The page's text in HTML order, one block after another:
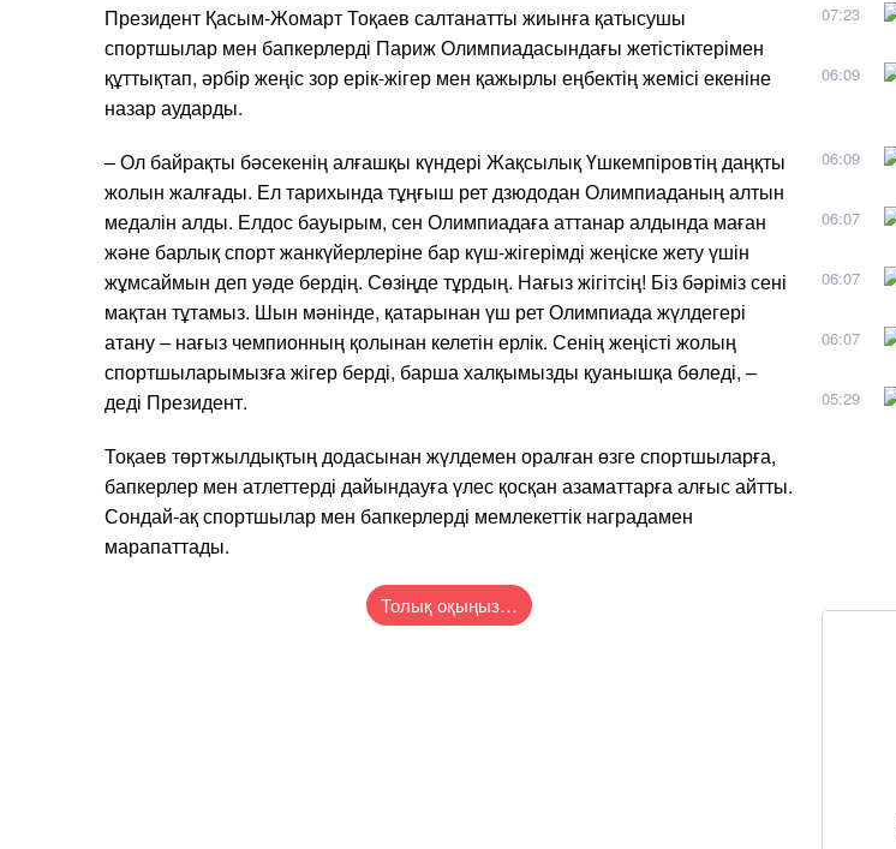
Президент Қасым-Жомарт Тоқаев салтанатты жиынға қатысушы
спортшылар мен бапкерлерді Париж Олимпиадасындағы жетістіктерімен
құттықтап, әрбір жеңіс зор ерік-жігер мен қажырлы еңбектің жемісі екеніне
назар аударды.
– Ол байрақты бәсекенің алғашқы күндері Жақсылық Үшкемпіровтің даңқты
жолын жалғады. Ел тарихында тұңғыш рет дзюдодан Олимпиаданың алтын
медалін алды. Елдос бауырым, сен Олимпиадаға аттанар алдында маған
және барлық спорт жанкүйерлеріне бар күш-жігерімді жеңіске жету үшін
жұмсаймын деп уәде бердің. Сөзіңде тұрдың. Нағыз жігітсің! Біз бәріміз сені
мақтан тұтамыз. Шын мәнінде, қатарынан үш рет Олимпиада жүлдегері
атану – нағыз чемпионның қолынан келетін ерлік. Сенің жеңісті жолың
спортшыларымызға жігер берді, барша халқымызды қуанышқа бөледі, –
деді Президент.
Тоқаев төртжылдықтың додасынан жүлдемен оралған өзге спортшыларға,
бапкерлер мен атлеттерді дайындауға үлес қосқан азаматтарға алғыс айтты.
Сондай-ақ спортшылар мен бапкерлерді мемлекеттік наградамен
марапаттады.
Толық оқыңыз…
07:23
06:09
06:09
06:07
06:07
06:07
05:29